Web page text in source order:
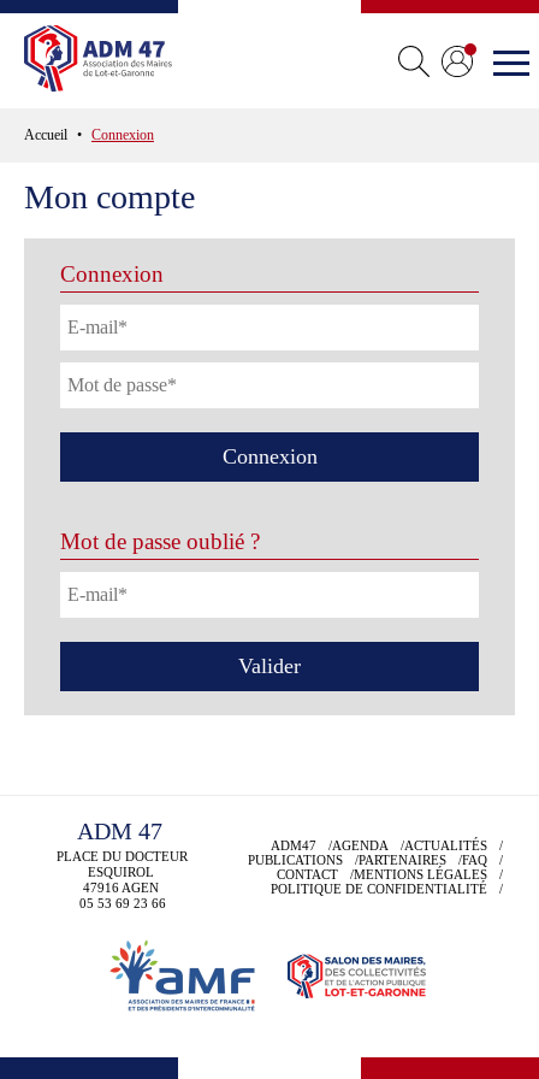
Accueil Connexion
Mon compte
Connexion
Mot de passe oublié ?
ADM 47
PLACE DU DOCTEUR
ESQUIROL
47916 AGEN
05 53 69 23 66
ADM47 AGENDA
ACTUALITÉS
PUBLICATIONS
PARTENAIRES
FAQ
CONTACT
MENTIONS LÉGALES
POLITIQUE DE CONFIDENTIALITÉ